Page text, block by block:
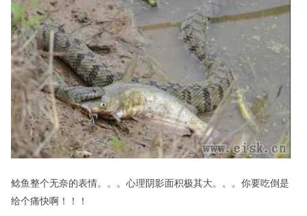
鲶鱼整个无奈的表情。。。心理阴影面积极其大。。。你要吃倒是
给个痛快啊！！！